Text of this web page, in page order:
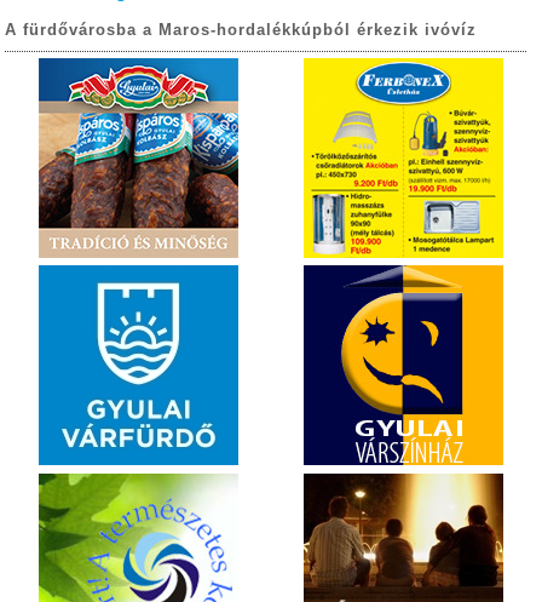
A fürdővárosba a Maros-hordalékkúpból érkezik ivóvíz